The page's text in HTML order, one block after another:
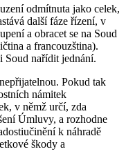
odmítnuta jako celek,
další fáze řízení, v
a obracet se na Soud
a francouzština).
Soud nařídit jednání.
Pokud tak
námitek
v němž určí, zda
Úmluvy, a rozhodne
k náhradě
škody a